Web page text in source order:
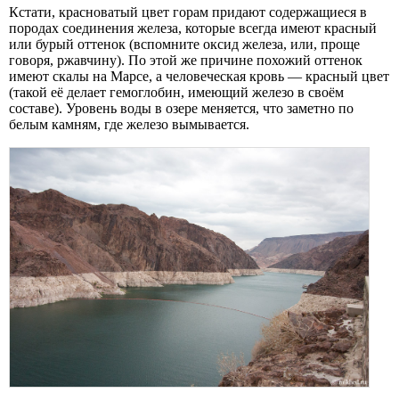
Кстати, красноватый цвет горам придают содержащиеся в
породах соединения железа, которые всегда имеют красный
или бурый оттенок (вспомните оксид железа, или, проще
говоря, ржавчину). По этой же причине похожий оттенок
имеют скалы на Марсе, а человеческая кровь — красный цвет
(такой её делает гемоглобин, имеющий железо в своём
составе). Уровень воды в озере меняется, что заметно по
белым камням, где железо вымывается.